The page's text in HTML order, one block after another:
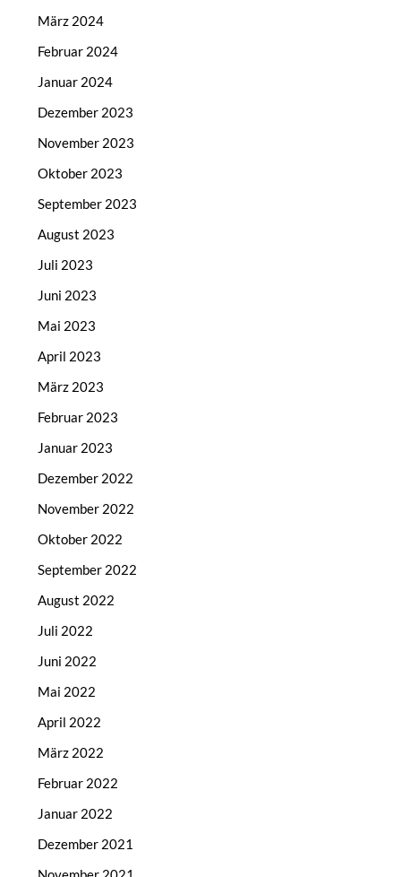
März 2024
Februar 2024
Januar 2024
Dezember 2023
November 2023
Oktober 2023
September 2023
August 2023
Juli 2023
Juni 2023
Mai 2023
April 2023
März 2023
Februar 2023
Januar 2023
Dezember 2022
November 2022
Oktober 2022
September 2022
August 2022
Juli 2022
Juni 2022
Mai 2022
April 2022
März 2022
Februar 2022
Januar 2022
Dezember 2021